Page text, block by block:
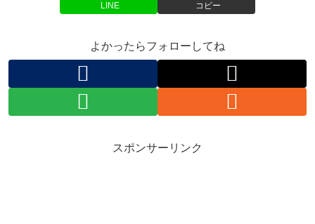
LINE コピー
よかったらフォローしてね
スポンサーリンク